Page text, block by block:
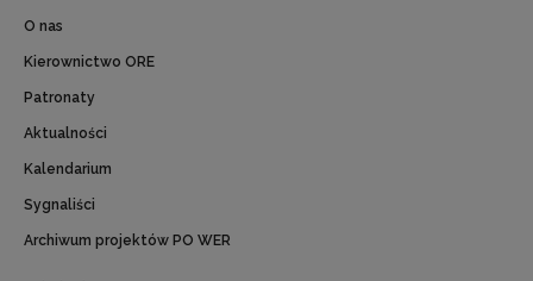
O nas
Kierownictwo ORE
Patronaty
Aktualności
Kalendarium
Sygnaliści
Archiwum projektów PO WER